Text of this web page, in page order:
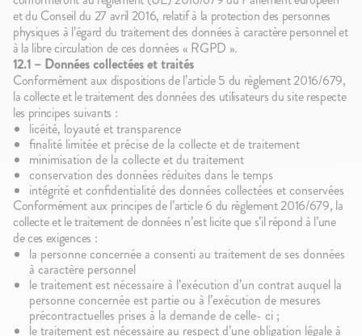
et du Conseil du 27 avril 2016, relatif à la protection des personnes
physiques à l’égard du traitement des données à caractère personnel et
à la libre circulation de ces données « RGPD ».
12.1 – Données collectées et traités
Conformément aux dispositions de l’article 5 du règlement 2016/679,
la collecte et le traitement des données des utilisateurs du site respecte
les principes suivants :
licéité, loyauté et transparence
finalité limitée et précise de la collecte et de traitement
minimisation de la collecte et du traitement
conservation des données réduites dans le temps
intégrité et confidentialité des données collectées et conservées
Conformément aux principes de l’article 6 du règlement 2016/679, la
collecte et le traitement de données n’est licite que s’il répond à l’une
de ces exigences :
la personne concernée a consenti au traitement de ses données
à caractère personnel
le traitement est nécessaire à l’exécution d’un contrat auquel la
personne concernée est partie ou à l’exécution de mesures
précontractuelles prises à la demande de celle- ci ;
le traitement est nécessaire au respect d’une obligation légale à